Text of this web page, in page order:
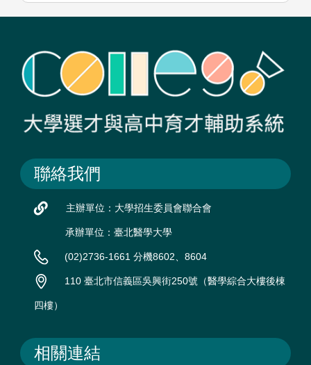
聯絡我們
主辦單位：大學招生委員會聯合會
承辦單位：臺北醫學大學
(02)2736-1661 分機8602、8604
110 臺北市信義區吳興街250號（醫學綜合大樓後棟
四樓）
相關連結